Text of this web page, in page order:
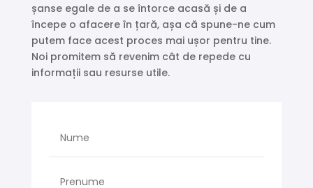
șanse egale de a se întorce acasă și de a
începe o afacere în țară, așa că spune-ne cum
putem face acest proces mai ușor pentru tine.
Noi promitem să revenim cât de repede cu
informații sau resurse utile.